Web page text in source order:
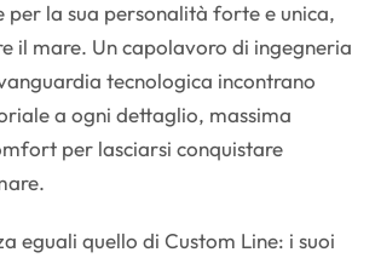
per la sua personalità forte e unica,
il mare. Un capolavoro di ingegneria
tecnologica incontrano
a ogni dettaglio, massima
per lasciarsi conquistare
eguali quello di Custom Line: i suoi